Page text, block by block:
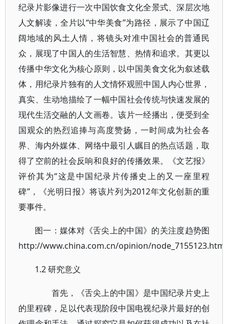
纪录片影像进行一次中国饮食文化全景式、深层次地
人文解读，全片以“中华美食”为路径，展示了中国辽
阔地域的风土人情，将镜头对准中国社会的普通民
众，展现了中国人的生活智慧、热情和追求。其更以
传播中华文化为核心原则，以中国美食文化为叙述载
体，用纪录片独有的人文情怀观照中国人内心世界，
真实、生动地描绘了一幅中国社会传统与快速发展的
现代生活交融的人文画卷。该片一经播出，便受到全
国观众的热烈追捧与高度赞扬，一时间成为社会各
界、海内外媒体、网络中最引人瞩目的热点话题，取
得了空前的社会反响和良好的传播效果。《文艺报》
评价其为“这是中国纪录片传播史上的又一座里程
碑”，《光明日报》将该片列为2012年文化创新的重
要事件。
图一：媒体对《舌尖上的中国》的关注度趋势图
http://www.china.com.cn/opinion/node_7155123.htm
1.2 研究意义
首先，《舌尖上的中国》是中国纪录片史上
的里程碑，足以代表现阶段中国电视纪录片最好的创